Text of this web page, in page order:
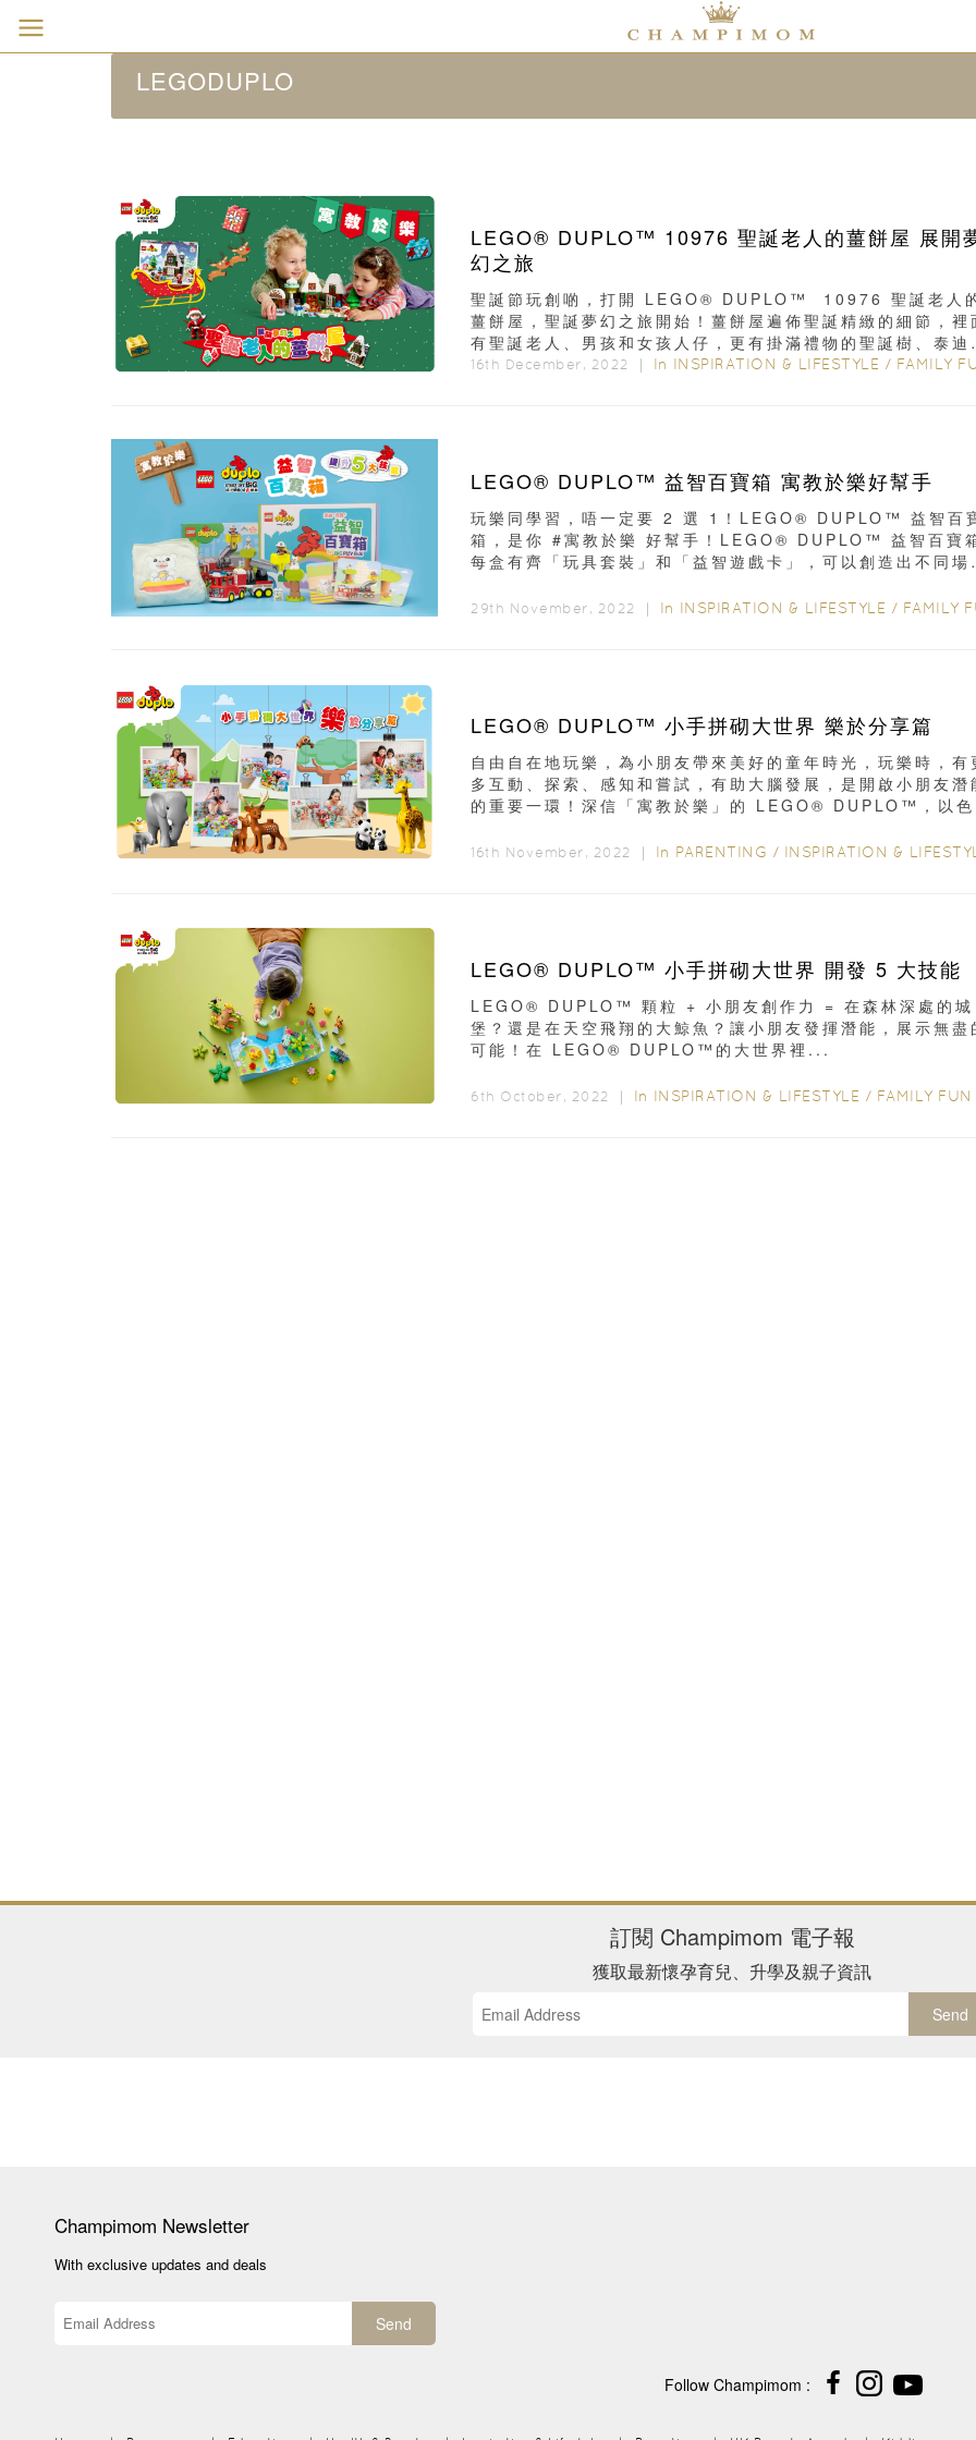
LEGODUPLO
LEGO® DUPLO™ 10976 聖誕老人的薑餅屋 展開
幻之旅
聖誕節玩創啲，打開 LEGO® DUPLO™ 10976 聖誕老人
薑餅屋，聖誕夢幻之旅開始！薑餅屋遍佈聖誕精緻的細節，裡
有聖誕老人、男孩和女孩人仔，更有掛滿禮物的聖誕樹、泰迪
熊...
16th December, 2022 ｜ In INSPIRATION & LIFESTYLE / FAMILY
LEGO® DUPLO™ 益智百寶箱 寓教於樂好幫手
玩樂同學習，唔一定要 2 選 1！LEGO® DUPLO™ 益智百
箱，是你 #寓教於樂 好幫手！LEGO® DUPLO™ 益智百寶
每盒有齊「玩具套裝」和「益智遊戲卡」，可以創造出不同場
29th November, 2022 ｜ In INSPIRATION & LIFESTYLE / FAMILY
LEGO® DUPLO™ 小手拼砌大世界 樂於分享篇
自由自在地玩樂，為小朋友帶來美好的童年時光，玩樂時，有
多互動、探索、感知和嘗試，有助大腦發展，是開啟小朋友潛
的重要一環！深信「寓教於樂」的 LEGO® DUPLO™，以
16th November, 2022 ｜ In PARENTING / INSPIRATION &
LEGO® DUPLO™ 小手拼砌大世界 開發 5 大技能
LEGO® DUPLO™ 顆粒 + 小朋友創作力 = 在森林深處的城
堡？還是在天空飛翔的大鯨魚？讓小朋友發揮潛能，展示無盡
可能！在 LEGO® DUPLO™的大世界裡...
6th October, 2022 ｜ In INSPIRATION & LIFESTYLE / FAMILY FUN
訂閱 Champimom 電子報
獲取最新懷孕育兒、升學及親子資訊
Send
Champimom Newsletter
With exclusive updates and deals
Send
Follow Champimom :